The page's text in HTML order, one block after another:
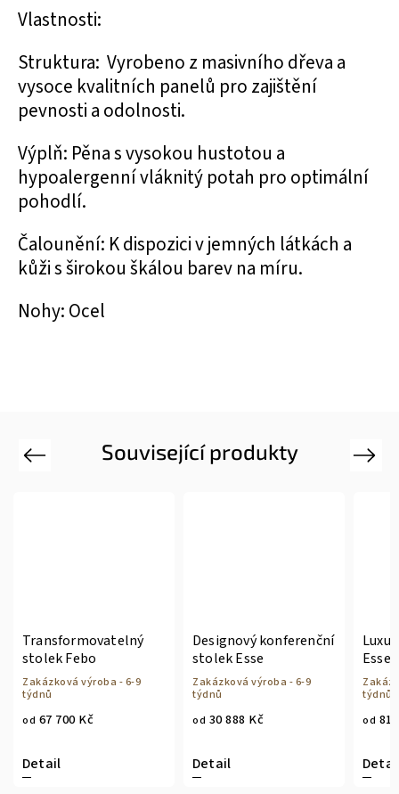
Vlastnosti:
Struktura: Vyrobeno z masivního dřeva a
vysoce kvalitních panelů pro zajištění
pevnosti a odolnosti.
Výplň: Pěna s vysokou hustotou a
hypoalergenní vláknitý potah pro optimální
pohodlí.
Čalounění: K dispozici v jemných látkách a
kůži s širokou škálou barev na míru.
Nohy: Ocel
Související produkty
Previous
Transformovatelný
stolek Febo
Zakázková výroba - 6-9
týdnů
od 67 700 Kč
Detail
Designový konferenční
stolek Esse
Zakázková výroba - 6-9
týdnů
od 30 888 Kč
Detail
Esse
týdnů
od 81
Next